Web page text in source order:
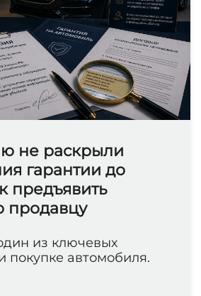
не раскрыли
гарантии до
предъявить
продавцу
из ключевых
покупке автомобиля.